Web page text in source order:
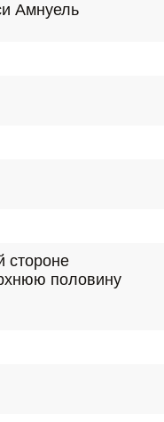
Амнуель
стороне
половину